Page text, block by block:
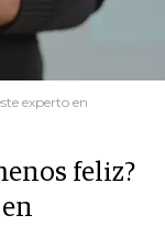
experto en
feliz?